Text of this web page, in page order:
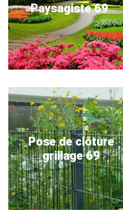
Paysagiste 69
Pose de clôture
grillage 69